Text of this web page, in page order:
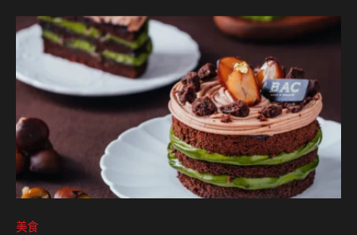
近馳名的「瑪莎曼咖哩、澳洲和牛頰、茉莉香米、煎薄餅」、
「茉莉香米餅、雞肉丸子、咖哩沾醬」等招牌料理，「Chef
Kin」則將以筍殼魚、黑鮪魚、胭脂蝦等台灣在地食材添入
泰…
美食